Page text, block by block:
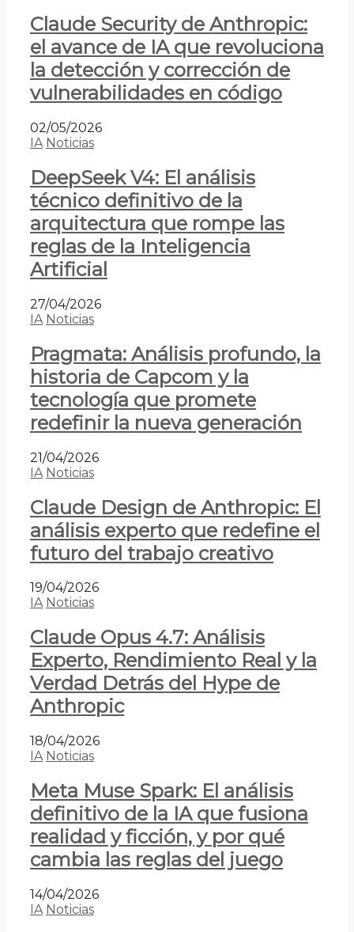
Claude Security de Anthropic:
el avance de IA que revoluciona
la detección y corrección de
vulnerabilidades en código
02/05/2026
IA Noticias
DeepSeek V4: El análisis
técnico definitivo de la
arquitectura que rompe las
reglas de la Inteligencia
Artificial
27/04/2026
IA Noticias
Pragmata: Análisis profundo, la
historia de Capcom y la
tecnología que promete
redefinir la nueva generación
21/04/2026
IA Noticias
Claude Design de Anthropic: El
análisis experto que redefine el
futuro del trabajo creativo
19/04/2026
IA Noticias
Claude Opus 4.7: Análisis
Experto, Rendimiento Real y la
Verdad Detrás del Hype de
Anthropic
18/04/2026
IA Noticias
Meta Muse Spark: El análisis
definitivo de la IA que fusiona
realidad y ficción, y por qué
cambia las reglas del juego
14/04/2026
IA Noticias